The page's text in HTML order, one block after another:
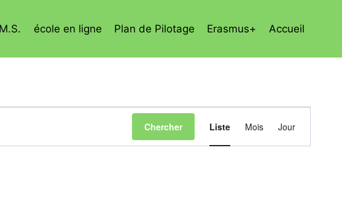
école en ligne Plan de Pilotage Erasmus+ Accueil
Chercher Liste Mois Jour